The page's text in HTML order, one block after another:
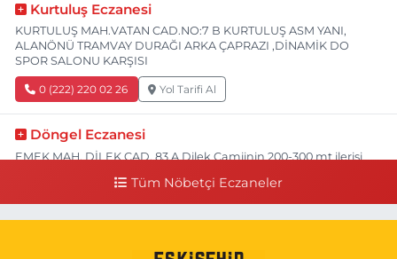
Kurtuluş Eczanesi
KURTULUŞ MAH.VATAN CAD.NO:7 B KURTULUŞ ASM YANI,
ALANÖNÜ TRAMVAY DURAĞI ARKA ÇAPRAZI ,DİNAMİK DO
SPOR SALONU KARŞISI
0 (222) 220 02 26 Yol Tarifi Al
Döngel Eczanesi
EMEK MAH. DİLEK CAD. 83 A Dilek Camiinin 200-300 mt ilerisi
Tüm Nöbetçi Eczaneler